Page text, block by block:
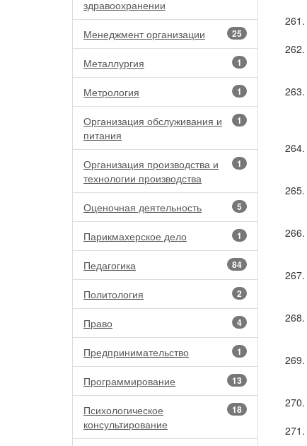
здравоохранении
25
Менеджмент организации
1
Металлургия
1
Метрология
1
Организация обслуживания и
питания
1
Организация производства и
технологии производства
5
Оценочная деятельность
1
Парикмахерское дело
84
Педагогика
2
Политология
4
Право
1
Предпринимательство
13
Программирование
18
Психологическое
консультирование